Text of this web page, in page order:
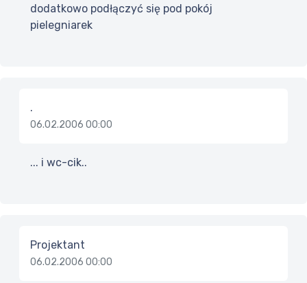
dodatkowo podłączyć się pod pokój
pielegniarek
.
06.02.2006 00:00
... i wc-cik..
Projektant
06.02.2006 00:00